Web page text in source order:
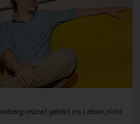
«Kunst gehört ins Leben, nicht